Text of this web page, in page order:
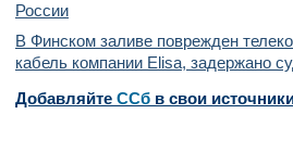
России
В Финском заливе поврежден
кабель компании Elisa, задержано
Добавляйте CСб в свои